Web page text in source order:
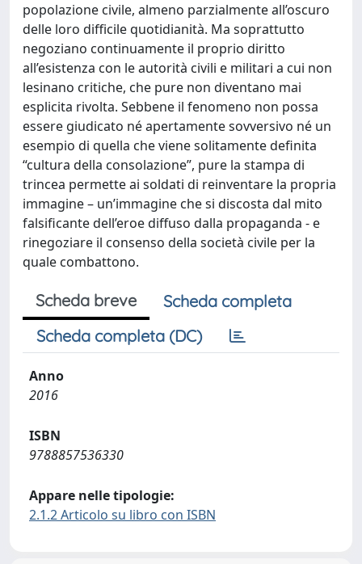
popolazione civile, almeno parzialmente all’oscuro
delle loro difficile quotidianità. Ma soprattutto
negoziano continuamente il proprio diritto
all’esistenza con le autorità civili e militari a cui non
lesinano critiche, che pure non diventano mai
esplicita rivolta. Sebbene il fenomeno non possa
essere giudicato né apertamente sovversivo né un
esempio di quella che viene solitamente definita
“cultura della consolazione”, pure la stampa di
trincea permette ai soldati di reinventare la propria
immagine – un’immagine che si discosta dal mito
falsificante dell’eroe diffuso dalla propaganda - e
rinegoziare il consenso della società civile per la
quale combattono.
Scheda breve
Scheda completa
Scheda completa (DC)
Anno
2016
ISBN
9788857536330
Appare nelle tipologie:
2.1.2 Articolo su libro con ISBN